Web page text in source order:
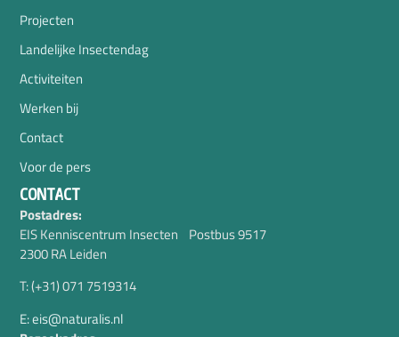
Projecten
Landelijke Insectendag
Activiteiten
Werken bij
Contact
Voor de pers
CONTACT
Postadres:
EIS Kenniscentrum Insecten Postbus 9517
2300 RA Leiden
T: (+31) 071 7519314
E: eis@naturalis.nl